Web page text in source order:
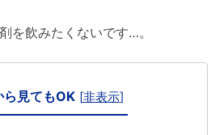
を飲みたくないです…。
ら見てもOK [非表示]